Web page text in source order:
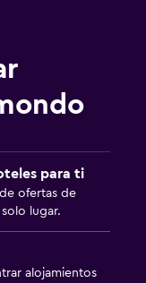
para ti
ofertas de
lugar.
alojamientos